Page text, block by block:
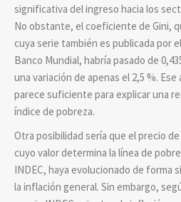
significativa del ingreso hacia los
No obstante, el coeficiente de Gini,
cuya serie también es publicada por
Banco Mundial, habría pasado de
una variación de apenas el 2,5 %.
parece suficiente para explicar una
índice de pobreza.
Otra posibilidad sería que el precio
cuyo valor determina la línea de
INDEC, haya evolucionado de
la inflación general. Sin embargo,